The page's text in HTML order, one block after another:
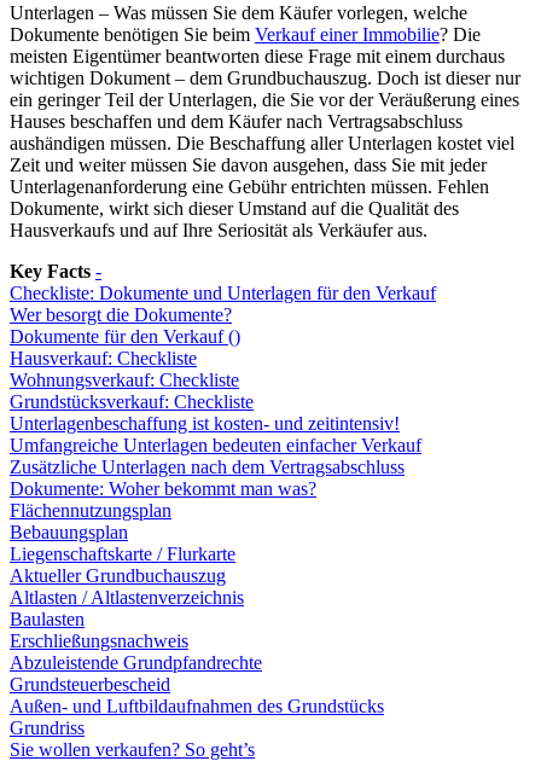
Unterlagen – Was müssen Sie dem Käufer vorlegen, welche
Dokumente benötigen Sie beim Verkauf einer Immobilie? Die
meisten Eigentümer beantworten diese Frage mit einem durchaus
wichtigen Dokument – dem Grundbuchauszug. Doch ist dieser nur
ein geringer Teil der Unterlagen, die Sie vor der Veräußerung eines
Hauses beschaffen und dem Käufer nach Vertragsabschluss
aushändigen müssen. Die Beschaffung aller Unterlagen kostet viel
Zeit und weiter müssen Sie davon ausgehen, dass Sie mit jeder
Unterlagenanforderung eine Gebühr entrichten müssen. Fehlen
Dokumente, wirkt sich dieser Umstand auf die Qualität des
Hausverkaufs und auf Ihre Seriosität als Verkäufer aus.
Key Facts -
Checkliste: Dokumente und Unterlagen für den Verkauf
Wer besorgt die Dokumente?
Dokumente für den Verkauf ()
Hausverkauf: Checkliste
Wohnungsverkauf: Checkliste
Grundstücksverkauf: Checkliste
Unterlagenbeschaffung ist kosten- und zeitintensiv!
Umfangreiche Unterlagen bedeuten einfacher Verkauf
Zusätzliche Unterlagen nach dem Vertragsabschluss
Dokumente: Woher bekommt man was?
Flächennutzungsplan
Bebauungsplan
Liegenschaftskarte / Flurkarte
Aktueller Grundbuchauszug
Altlasten / Altlastenverzeichnis
Baulasten
Erschließungsnachweis
Abzuleistende Grundpfandrechte
Grundsteuerbescheid
Außen- und Luftbildaufnahmen des Grundstücks
Grundriss
Sie wollen verkaufen? So geht’s